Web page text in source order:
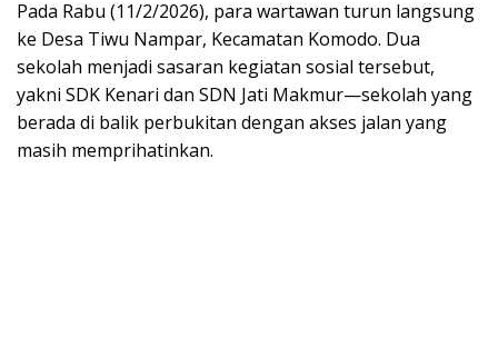
Pada Rabu (11/2/2026), para wartawan turun langsung
ke Desa Tiwu Nampar, Kecamatan Komodo. Dua
sekolah menjadi sasaran kegiatan sosial tersebut,
yakni SDK Kenari dan SDN Jati Makmur—sekolah yang
berada di balik perbukitan dengan akses jalan yang
masih memprihatinkan.